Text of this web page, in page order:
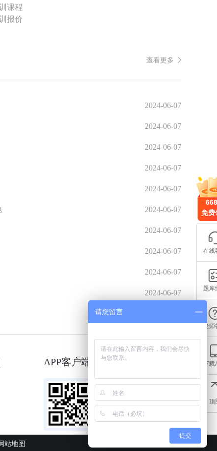
免费
在线
题库
老师
下
顶
课程
报价
查看更多
2024-06-07
2024-06-07
2024-06-07
2024-06-07
2024-06-07
2024-06-07
2024-06-07
2024-06-07
2024-06-07
2024-06-07
APP客户端
站地图
请您留言
提交